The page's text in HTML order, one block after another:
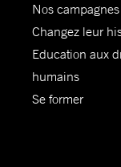
Nos campagnes
Changez leur
Education aux
humains
Se former